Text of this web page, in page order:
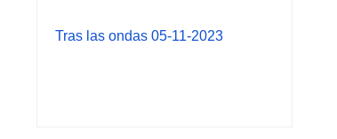
Tras las ondas 05-11-2023